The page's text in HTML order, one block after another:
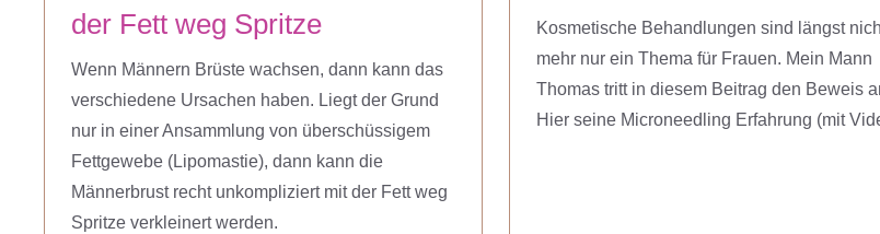
der Fett weg Spritze
Wenn Männern Brüste wachsen, dann kann das
verschiedene Ursachen haben. Liegt der Grund
nur in einer Ansammlung von überschüssigem
Fettgewebe (Lipomastie), dann kann die
Männerbrust recht unkompliziert mit der Fett weg
Spritze verkleinert werden.
Kosmetische Behandlungen sind längst
mehr nur ein Thema für Frauen. Mein Mann
Thomas tritt in diesem Beitrag den Beweis
Hier seine Microneedling Erfahrung (mit